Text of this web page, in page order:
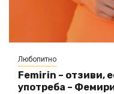
Любопитно
Femirin – отзиви,
употреба –